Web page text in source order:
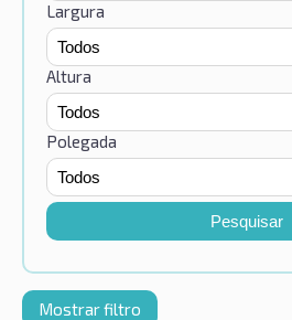
Largura
Altura
Polegada
Pesquisar
Mostrar filtro